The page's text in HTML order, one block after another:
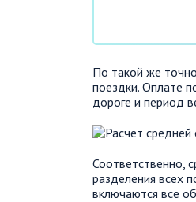
По такой же
поездки. Оплате
дороге и период
Соответственно,
разделения всех
включаются все